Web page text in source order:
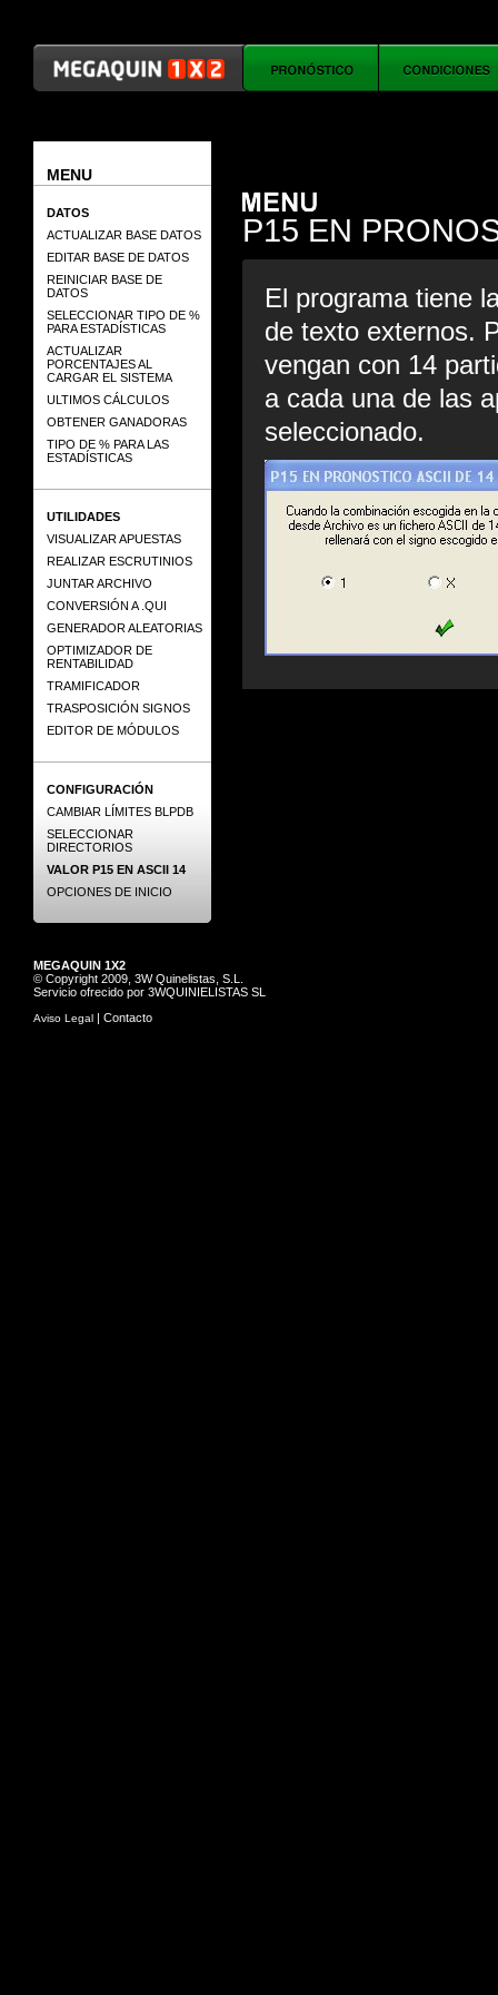
MENU
DATOS
ACTUALIZAR BASE DATOS
EDITAR BASE DE DATOS
REINICIAR BASE DE
DATOS
SELECCIONAR TIPO DE %
PARA ESTADÍSTICAS
ACTUALIZAR
PORCENTAJES AL
CARGAR EL SISTEMA
ULTIMOS CÁLCULOS
OBTENER GANADORAS
TIPO DE % PARA LAS
ESTADÍSTICAS
UTILIDADES
VISUALIZAR APUESTAS
REALIZAR ESCRUTINIOS
JUNTAR ARCHIVO
CONVERSIÓN A .QUI
GENERADOR ALEATORIAS
OPTIMIZADOR DE
RENTABILIDAD
TRAMIFICADOR
TRASPOSICIÓN SIGNOS
EDITOR DE MÓDULOS
CONFIGURACIÓN
CAMBIAR LÍMITES BLPDB
SELECCIONAR
DIRECTORIOS
VALOR P15 EN ASCII 14
OPCIONES DE INICIO
P15 EN
El programa tiene
de texto externos.
vengan con 14
a cada una de las
seleccionado.
MEGAQUIN 1X2
© Copyright 2009, 3W Quinelistas, S.L.
Servicio ofrecido por 3WQUINIELISTAS SL
Aviso Legal Contacto